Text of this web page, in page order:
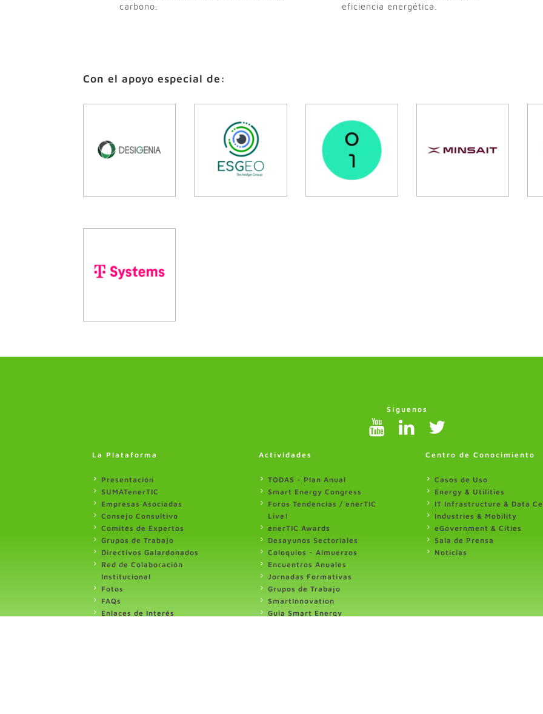
carbono.
eficiencia energética.
Con el apoyo especial de:
Síguenos
La Plataforma
Presentación
SUMATenerTIC
Empresas Asociadas
Consejo Consultivo
Comités de Expertos
Grupos de Trabajo
Directivos Galardonados
Red de Colaboración
Institucional
Fotos
FAQs
Enlaces de Interés
Actividades
TODAS - Plan Anual
Smart Energy Congress
Foros Tendencias / enerTIC
Live!
enerTIC Awards
Desayunos Sectoriales
Coloquios - Almuerzos
Encuentros Anuales
Jornadas Formativas
Grupos de Trabajo
SmartInnovation
Guia Smart Energy
Centro de Conocimiento
Casos de Uso
Energy & Utilities
IT Infrastructure & Data
Industries & Mobility
eGovernment & Cities
Sala de Prensa
Noticias